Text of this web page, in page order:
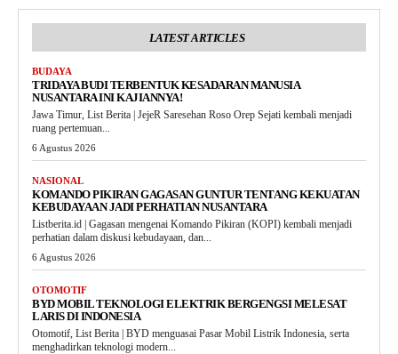
LATEST ARTICLES
BUDAYA
TRIDAYA BUDI TERBENTUK KESADARAN MANUSIA
NUSANTARA INI KAJIANNYA!
Jawa Timur, List Berita | JejeR Saresehan Roso Orep Sejati kembali menjadi
ruang pertemuan...
6 Agustus 2026
NASIONAL
KOMANDO PIKIRAN GAGASAN GUNTUR TENTANG KEKUATAN
KEBUDAYAAN JADI PERHATIAN NUSANTARA
Listberita.id | Gagasan mengenai Komando Pikiran (KOPI) kembali menjadi
perhatian dalam diskusi kebudayaan, dan...
6 Agustus 2026
OTOMOTIF
BYD MOBIL TEKNOLOGI ELEKTRIK BERGENGSI MELESAT
LARIS DI INDONESIA
Otomotif, List Berita | BYD menguasai Pasar Mobil Listrik Indonesia, serta
menghadirkan teknologi modern...